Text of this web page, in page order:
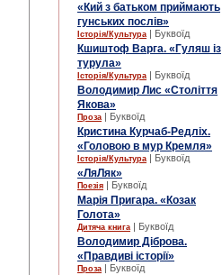
«Кий з батьком приймають
гунських послів»
Історія/Культура | Буквоїд
Кшиштоф Варга. «Гуляш із
турула»
Історія/Культура | Буквоїд
Володимир Лис «Століття
Якова»
Проза | Буквоїд
Кристина Курчаб-Редліх.
«Головою в мур Кремля»
Історія/Культура | Буквоїд
«ЛяЛяк»
Поезія | Буквоїд
Марія Пригара. «Козак
Голота»
Дитяча книга | Буквоїд
Володимир Діброва.
«Правдиві історії»
Проза | Буквоїд